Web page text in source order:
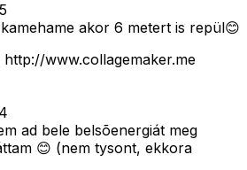
akor 6 metert is repül😊
www.collagemaker.me
ad bele belsõenergiát meg
😊 (nem tysont, ekkora